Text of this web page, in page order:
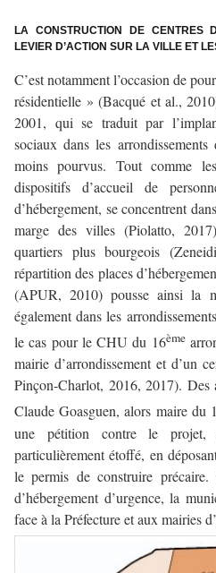
LA CONSTRUCTION DE CENTRES
LEVIER D’ACTION SUR LA VILLE ET
C’est notamment l’occasion de
résidentielle » (Bacqué et al.,
2001, qui se traduit par
sociaux dans les
moins pourvus. Tout comme
dispositifs d’accueil de
d’hébergement, se concentrent
marge des villes (Piolatto,
quartiers plus bourgeois
répartition des places
(APUR, 2010) pousse ainsi la
également dans les
le cas pour le CHU du 16ème
mairie d’arrondissement et d’un
Pinçon-Charlot, 2016, 2017). Des
Claude Goasguen, alors maire du
une pétition contre le projet,
particulièrement étoffé, en
le permis de construire précaire.
d’hébergement d’urgence, la
face à la Préfecture et aux mairies